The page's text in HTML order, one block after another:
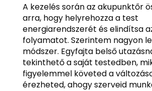
A kezelés során az akupunktőr
arra, hogy helyrehozza a test
energiarendszerét és elindítsa
folyamatot. Szerintem nagyon
módszer. Egyfajta belső
tekinthető a saját testedben,
figyelemmel követed a
érezheted, ahogy szerveid